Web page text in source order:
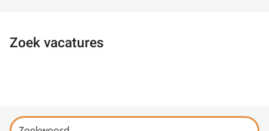
Zoek vacatures